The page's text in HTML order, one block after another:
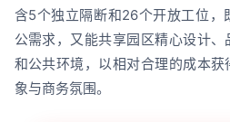
含5个独立隔断和26个开放工位，
公需求，又能共享园区精心设计
和公共环境，以相对合理的成本
象与商务氛围。